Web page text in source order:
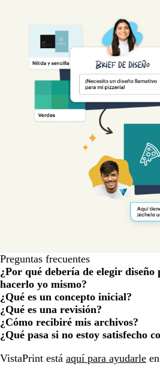
Preguntas frecuentes
¿Por qué debería de elegir diseño
hacerlo yo mismo?
¿Qué es un concepto inicial?
¿Qué es una revisión?
¿Cómo recibiré mis archivos?
¿Qué pasa si no estoy satisfecho
VistaPrint está aquí para ayudarle